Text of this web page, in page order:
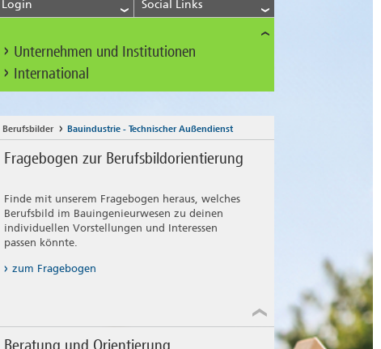
Login
Social Links
Unternehmen und Institutionen
International
Berufsbilder Bauindustrie - Technischer Außendienst
Fragebogen zur Berufsbildorientierung
Finde mit unserem Fragebogen heraus, welches
Berufsbild im Bauingenieurwesen zu deinen
individuellen Vorstellungen und Interessen
passen könnte.
zum Fragebogen